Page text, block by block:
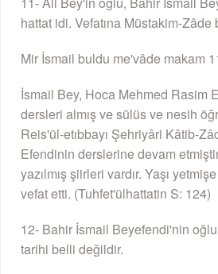
hattat idi. Vefatına Müstakim-
Mir İsmail buldu me'vâde makam
İsmail Bey, Hoca Mehmed Rasim
dersleri almış ve sülüs ve nesih
Reis'ül-etıbbayı Şehriyâri Kâtib-
Efendinin derslerine devam
yazılmış şiirleri vardır. Yaşı
vefat etti. (Tuhfet'ülhattatin S: 124)
12- Bahir İsmail Beyefendi'nin
tarihi belli değildir.